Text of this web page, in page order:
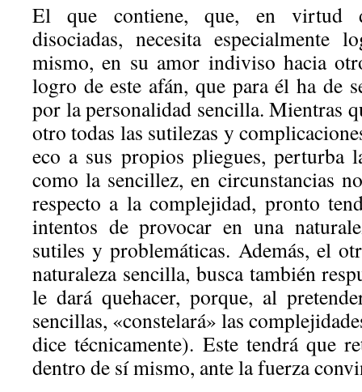
El que contiene, que, en virtud
disociadas, necesita
mismo, en su amor indiviso hacia
logro de este afán, que para él ha de
por la personalidad sencilla. Mientras
otro todas las sutilezas y
eco a sus propios pliegues, perturba
como la sencillez, en circunstancias
respecto a la complejidad, pronto
intentos de provocar en una
sutiles y problemáticas. Además, el
naturaleza sencilla, busca también
le dará quehacer, porque, al
sencillas, «constelará» las
dice técnicamente). Este tendrá que
dentro de sí mismo, ante la fuerza